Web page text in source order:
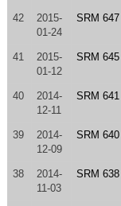
42
2015-
01-24
SRM 647
41
2015-
01-12
SRM 645
40
2014-
12-11
SRM 641
39
2014-
12-09
SRM 640
38
2014-
11-03
SRM 638